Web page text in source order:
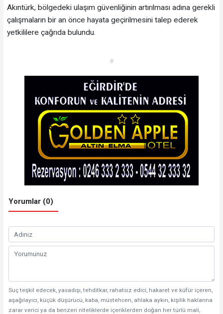
Akıntürk, bölgedeki ulaşım güvenliğinin artırılması adına gerekli
çalışmaların bir an önce hayata geçirilmesini talep ederek
yetkililere çağrıda bulundu.
#
Yorumlar (0)
Suç teşkil edecek, yasadışı, tehditkar, rahatsız edici, hakaret ve küfür içeren,
aşağılayıcı, küçük düşürücü, kaba, müstehcen, ahlaka aykırı, kişilik haklarına
zarar verici ya da benzeri niteliklerde içeriklerden doğan her türlü mali,